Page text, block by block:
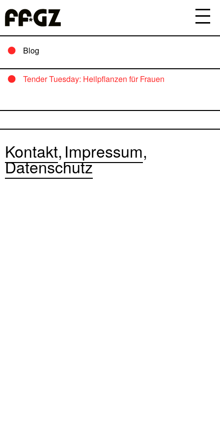
Blog
Tender Tuesday: Heilpflanzen für Frauen
Kontakt Impressum
Datenschutz